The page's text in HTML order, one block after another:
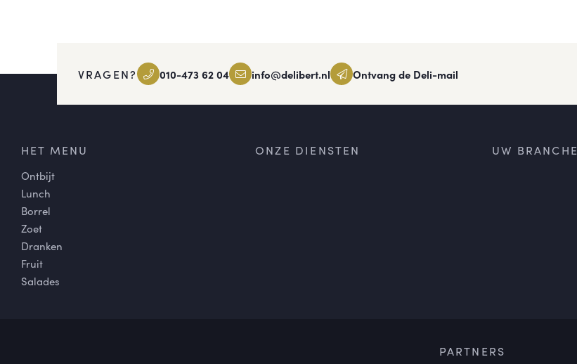
VRAGEN? 010-473 62 04 info@delibert.nl Ontvang de Deli-mail
HET MENU
Ontbijt
Lunch
Borrel
Zoet
Dranken
Fruit
Salades
ONZE DIENSTEN UW BRANCHE
PARTNERS